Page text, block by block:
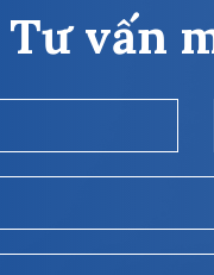
Tư vấn